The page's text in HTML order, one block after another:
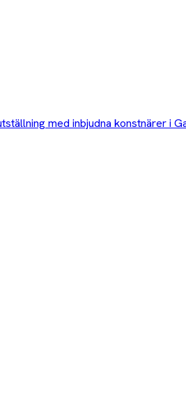
med inbjudna konstnärer i